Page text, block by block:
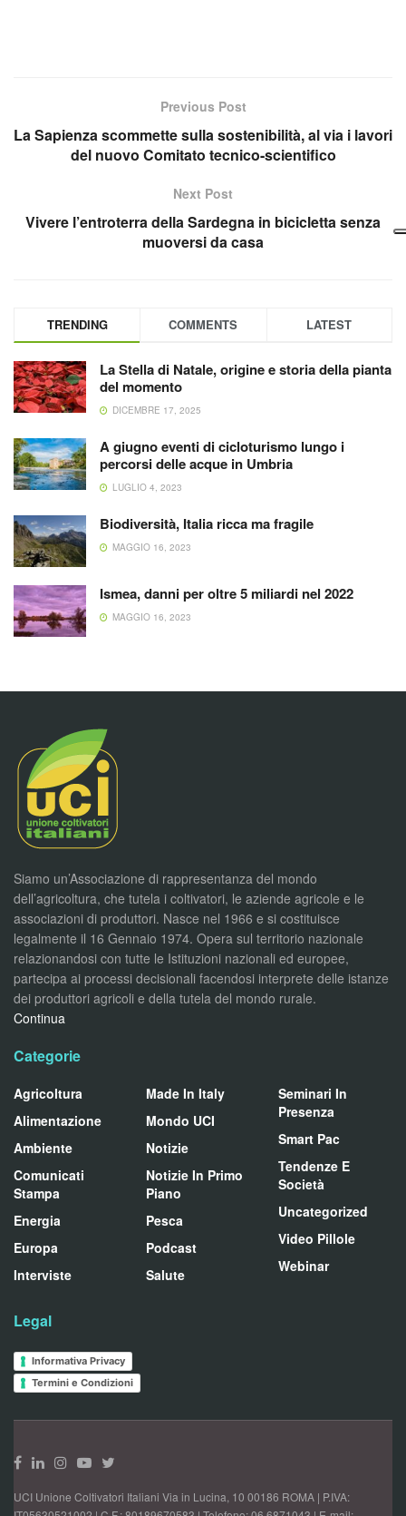
Previous Post
La Sapienza scommette sulla sostenibilità, al via i lavori
del nuovo Comitato tecnico-scientifico
Next Post
Vivere l’entroterra della Sardegna in bicicletta senza
muoversi da casa
TRENDING COMMENTS LATEST
La Stella di Natale, origine e storia della pianta
del momento
DICEMBRE 17, 2025
A giugno eventi di cicloturismo lungo i
percorsi delle acque in Umbria
LUGLIO 4, 2023
Biodiversità, Italia ricca ma fragile
MAGGIO 16, 2023
Ismea, danni per oltre 5 miliardi nel 2022
MAGGIO 16, 2023
Siamo un’Associazione di rappresentanza del mondo
dell’agricoltura, che tutela i coltivatori, le aziende agricole e le
associazioni di produttori. Nasce nel 1966 e si costituisce
legalmente il 16 Gennaio 1974. Opera sul territorio nazionale
relazionandosi con tutte le Istituzioni nazionali ed europee,
partecipa ai processi decisionali facendosi interprete delle istanze
dei produttori agricoli e della tutela del mondo rurale.
Continua
Categorie
Agricoltura
Alimentazione
Ambiente
Comunicati
Stampa
Energia
Europa
Interviste
Made In Italy
Mondo UCI
Notizie
Notizie In Primo
Piano
Pesca
Podcast
Salute
Seminari In
Presenza
Smart Pac
Tendenze E
Società
Uncategorized
Video Pillole
Webinar
Legal
Informativa Privacy
Termini e Condizioni
UCI Unione Coltivatori Italiani Via in Lucina, 10 00186 ROMA | P.IVA: